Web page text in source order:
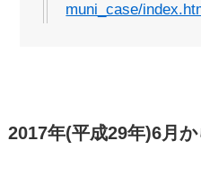
muni_case/
2017年(平成29年)6月